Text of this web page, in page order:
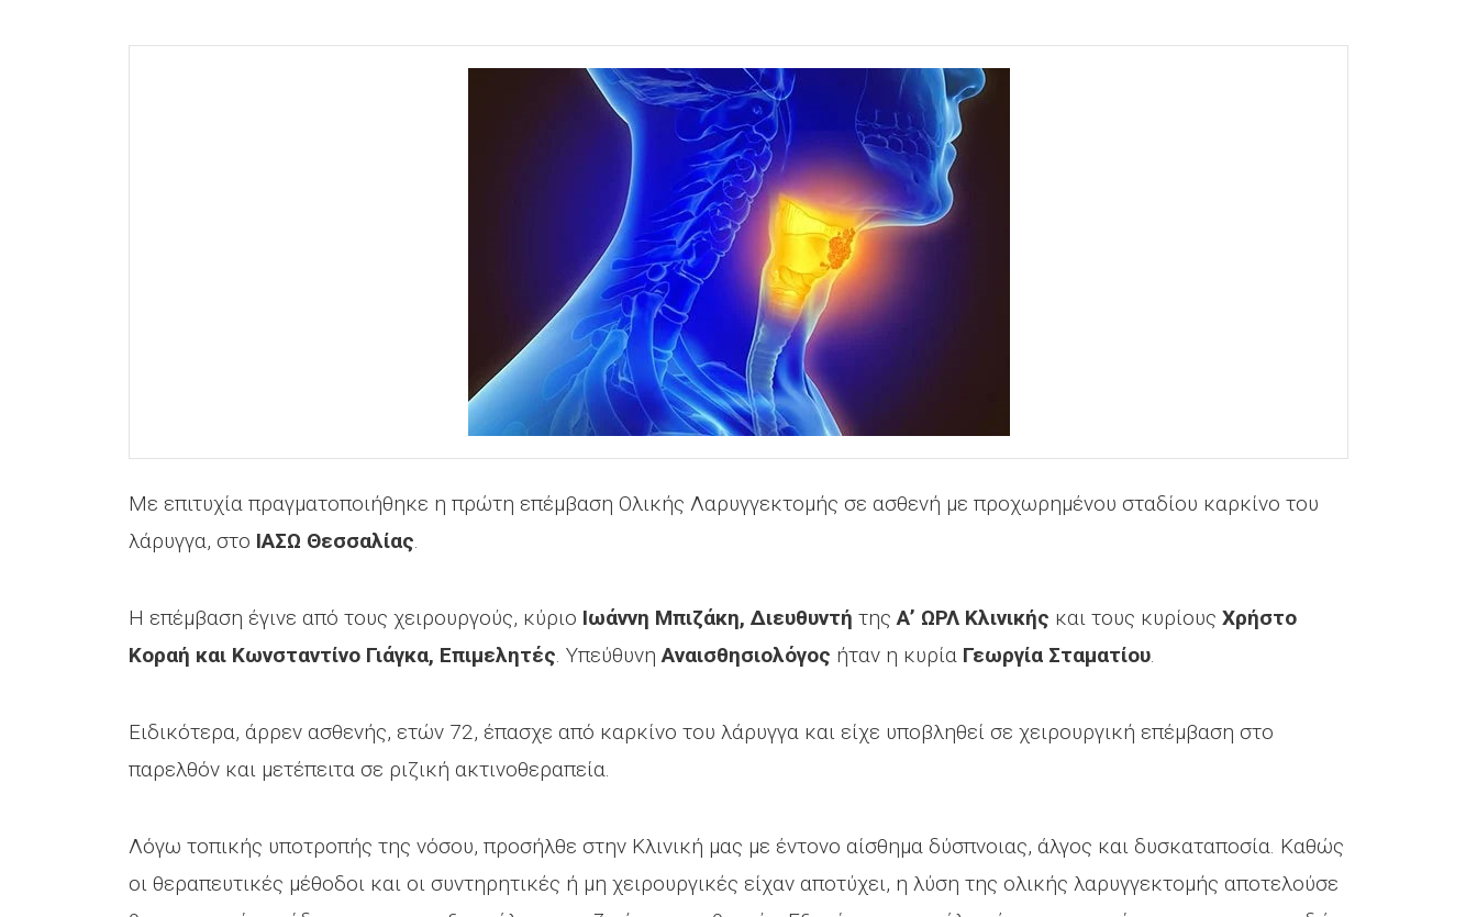
Με επιτυχία πραγματοποιήθηκε η πρώτη επέμβαση Ολικής Λαρυγγεκτομής σε ασθενή με προχωρημένου σταδίου καρκίνο του
λάρυγγα, στο ΙΑΣΩ Θεσσαλίας.
Η επέμβαση έγινε από τους χειρουργούς, κύριο Ιωάννη Μπιζάκη, Διευθυντή τηςΑ’ ΩΡΛ Κλινικής και τους κυρίους Χρήστο
Κοραή και Κωνσταντίνο Γιάγκα, Επιμελητές. ΥπεύθυνηΑναισθησιολόγος ήταν η κυρία Γεωργία Σταματίου.
Ειδικότερα, άρρεν ασθενής, ετών 72, έπασχε από καρκίνο του λάρυγγα και είχε υποβληθεί σε χειρουργική επέμβαση στο
παρελθόν και μετέπειτα σε ριζική ακτινοθεραπεία.
Λόγω τοπικής υποτροπής της νόσου, προσήλθε στην Κλινική μας με έντονο αίσθημα δύσπνοιας, άλγος και δυσκαταποσία. Καθώς
οι θεραπευτικές μέθοδοι και οι συντηρητικές ή μη χειρουργικές είχαν αποτύχει, η λύση της ολικής λαρυγγεκτομής αποτελούσε